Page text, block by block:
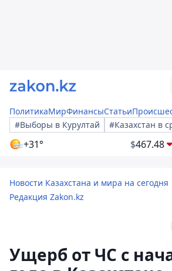
ПолитикаМирФинансыСтатьи
#Выборы в Курултай
#Казахстан в
+31° $467.48
Новости Казахстана и мира на сегодня
Редакция Zakon.kz
Ущерб от ЧС с